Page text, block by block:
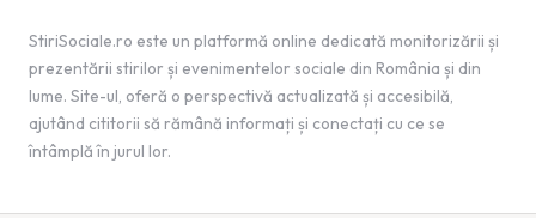
StiriSociale.ro este un platformă online dedicată monitorizării și
prezentării stirilor și evenimentelor sociale din România și din
lume. Site-ul, oferă o perspectivă actualizată și accesibilă,
ajutând cititorii să rămână informați și conectați cu ce se
întâmplă în jurul lor.